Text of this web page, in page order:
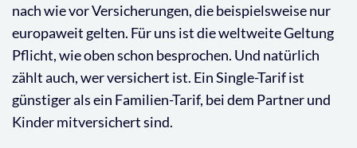
nach wie vor Versicherungen, die beispielsweise nur
europaweit gelten. Für uns ist die weltweite Geltung
Pflicht, wie oben schon besprochen. Und natürlich
zählt auch, wer versichert ist. Ein Single-Tarif ist
günstiger als ein Familien-Tarif, bei dem Partner und
Kinder mitversichert sind.